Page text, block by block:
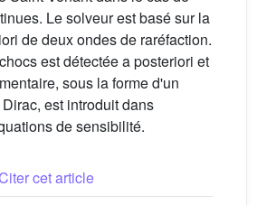
Le solveur est basé sur la
de deux ondes de raréfaction.
est détectée a posteriori et
sous la forme d'un
est introduit dans
de sensibilité.
cet article